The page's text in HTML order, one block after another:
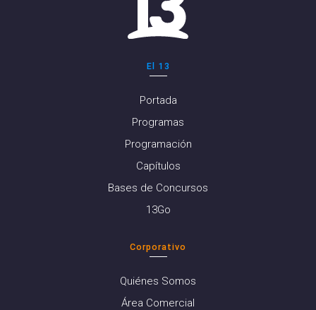
El 13
Portada
Programas
Programación
Capítulos
Bases de Concursos
13Go
Corporativo
Quiénes Somos
Área Comercial